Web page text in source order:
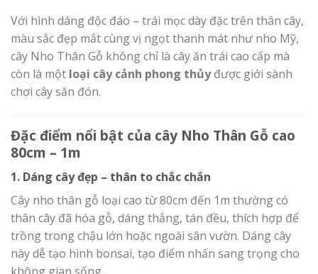
Với hình dáng độc đáo – trái mọc dày đặc trên thân cây,
màu sắc đẹp mắt cùng vị ngọt thanh mát như nho Mỹ,
cây Nho Thân Gỗ không chỉ là cây ăn trái cao cấp mà
còn là một loại cây cảnh phong thủyđược giới sành
chơi cây săn đón.
Đặc điểm nổi bật của cây Nho Thân Gỗ cao
80cm – 1m
1. Dáng cây đẹp – thân to chắc chắn
Cây nho thân gỗ loại cao từ 80cm đến 1m thường có
thân cây đã hóa gỗ, dáng thẳng, tán đều, thích hợp để
trồng trong chậu lớn hoặc ngoài sân vườn. Dáng cây
này dễ tạo hình bonsai, tạo điểm nhấn sang trọng cho
không gian sống.